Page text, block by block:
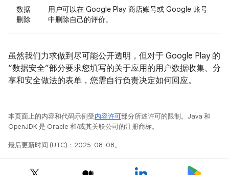
数据
删除
用户可以在 Google Play 商店账号或 Google 账号
中删除自己的评价。
虽然我们力求做到尽可能公开透明，但对于 Google Play 的
“数据安全”部分要求您填写的关于应用的用户数据收集、分
享和安全做法的表单，您需自行负责决定如何回应。
本页面上的内容和代码示例受内容许可部分所述许可的限制。Java 和
OpenJDK 是 Oracle 和/或其关联公司的注册商标。
最后更新时间 (UTC)：2025-08-08。